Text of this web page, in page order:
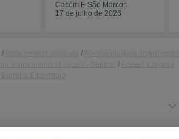
Cacém E São Marcos
17 de julho de 2026